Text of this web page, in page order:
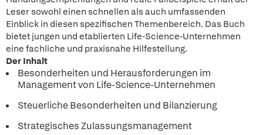
Leser sowohl einen schnellen als auch umfassenden
Einblick in diesen spezifischen Themenbereich. Das Buch
bietet jungen und etablierten Life-Science-Unternehmen
eine fachliche und praxisnahe Hilfestellung.
Der Inhalt
Besonderheiten und Herausforderungen im
Management von Life-Science-Unternehmen
Steuerliche Besonderheiten und Bilanzierung
Strategisches Zulassungsmanagement